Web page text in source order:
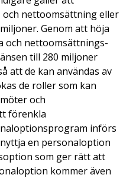
och nettoomsättning eller
Genom att höja
och nettoomsättnings-
till 280 miljoner
att de kan användas av
de roller som kan
och
förenkla
införs
en personaloption
som ger rätt att
kommer även